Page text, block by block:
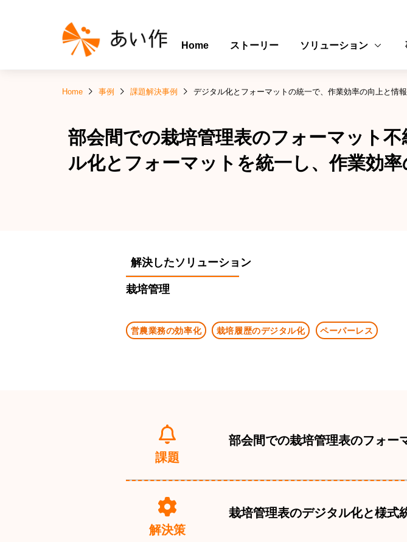
Home ストーリー ソリューション
Home 事例 課題解決事例 デジタル化とフォーマットの統一で、作業効率の向上と情
部会間での栽培管理表のフォーマット
ル化とフォーマットを統一し、作業効率
解決したソリューション
栽培管理
営農業務の効率化 栽培履歴のデジタル化 ペーパーレス
課題
部会間での栽培管理表のフォー
解決策
栽培管理表のデジタル化と様式